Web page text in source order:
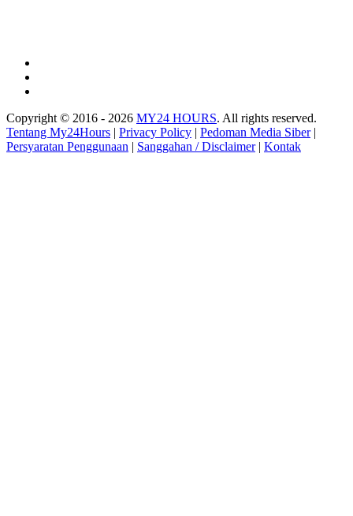
Copyright © 2016 - 2026 MY24 HOURS. All rights reserved.
Tentang My24Hours | Privacy Policy | Pedoman Media Siber|
Persyaratan Penggunaan | Sanggahan / Disclaimer| Kontak